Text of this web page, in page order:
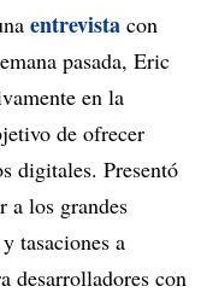
entrevista con
pasada, Eric
en la
de ofrecer
digitales. Presentó
a los grandes
tasaciones a
desarrolladores con